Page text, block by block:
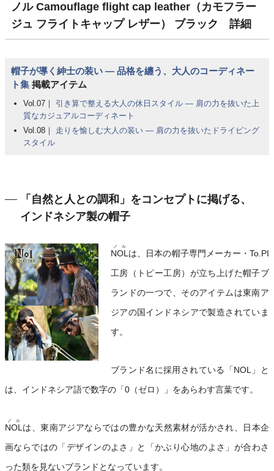
ノル Camouflage flight cap leather（カモフラー
ジュ フライトキャップ レザー） ブラック 詳細
帽子が導く紳士の装い ― 品格を纏う、大人のコーディネー
ト集 掲載アイテム
Vol.07｜ 引き算で整える大人の休日スタイル ― 肩の力を抜いた上
質なカジュアルコーディネート
Vol.08｜ 走りを愉しむ大人の装い ― 肩の力を抜いたドライビング
スタイル
「自然と人との調和」をコンセプトに掲げる、
インドネシア製の帽子
NOL
ノル
は、日本の帽子専門メーカー・To.PI
工房（トピー工房）が立ち上げた帽子ブ
ランドの一つで、そのアイテムは東南ア
ジアの国インドネシアで製造されていま
す。
ブランド名に採用されている「NOL」と
は、インドネシア語で数字の「0（ゼロ）」をあらわす言葉です。
NOL
ノル
は、東南アジアならではの豊かな天然素材が活かされ、日本企
画ならではの「デザインのよさ」と「かぶり心地のよさ」が合わさ
った類を見ないブランドとなっています。